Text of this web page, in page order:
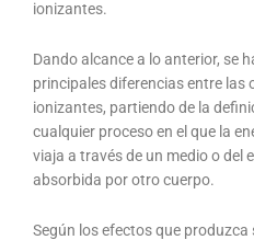
ionizantes.
Dando alcance a lo anterior, se
principales diferencias entre las
ionizantes, partiendo de la
cualquier proceso en el que la
viaja a través de un medio o del
absorbida por otro cuerpo.
Según los efectos que